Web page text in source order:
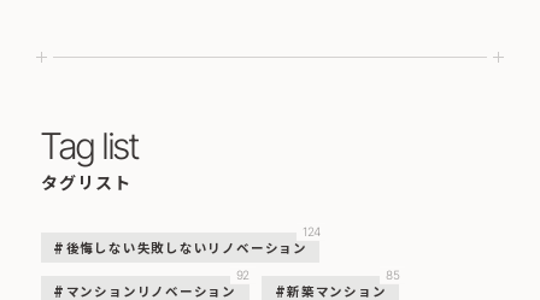
Tag list
タグリスト
後悔しない失敗しないリノベーション
124
マンションリノベーション
92
新築マンション
85